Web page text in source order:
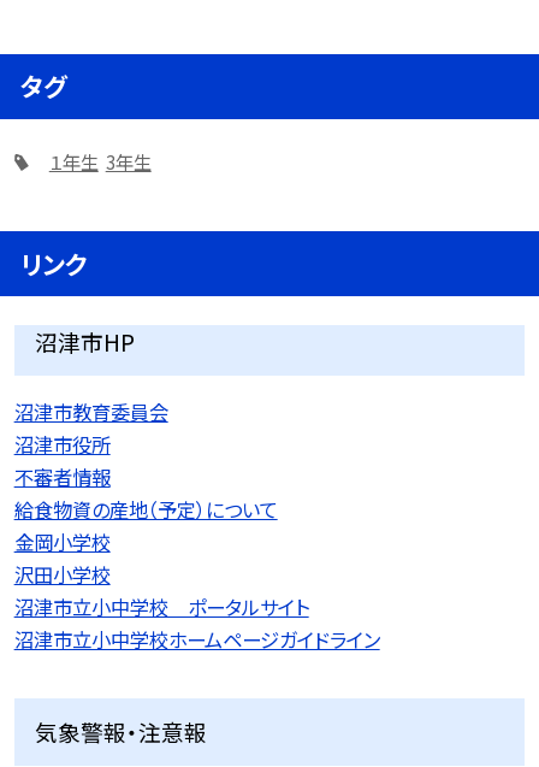
タグ
１年生 3年生
リンク
沼津市HP
沼津市教育委員会
沼津市役所
不審者情報
給食物資の産地（予定）について
金岡小学校
沢田小学校
沼津市立小中学校 ポータルサイト
沼津市立小中学校ホームページガイドライン
気象警報・注意報